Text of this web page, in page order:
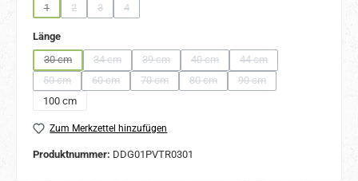
1
(Diese Option ist zurzeit nicht verfügbar.)
2
(Diese Option ist zurzeit nicht verfügbar.)
3
(Diese Option ist zurzeit nicht verfügbar.)
4
(Diese Option ist zurzeit nicht verfügbar.)
Längeauswählen
30 cm
(Diese Option ist zurzeit nicht verfügbar.)
34 cm
(Diese Option ist zurzeit nicht verfügbar.)
39 cm
(Diese Option ist zurzeit nicht verfügbar.)
40 cm
(Diese Option ist zurzeit nicht
44 cm
(Diese Option ist zurzeit
50 cm
(Diese Option ist zurzeit nicht verfügbar.)
60 cm
(Diese Option ist zurzeit nicht verfügbar.)
70 cm
(Diese Option ist zurzeit nicht verfügbar.)
80 cm
(Diese Option ist zurzeit nicht
90 cm
(Diese Option ist zurzeit
100 cm
Zum Merkzettel hinzufügen
Produktnummer: DDG01PVTR0301